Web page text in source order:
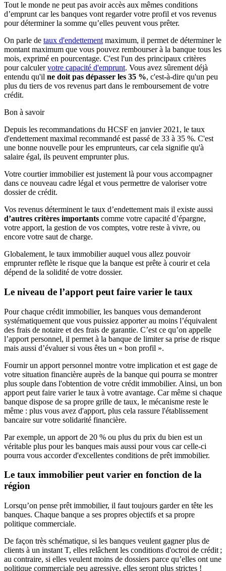
Tout le monde ne peut pas avoir accès aux mêmes conditions
d’emprunt car les banques vont regarder votre profil et vos revenus
pour déterminer la somme qu’elles peuvent vous prêter.
On parle de taux d'endettement maximum, il permet de déterminer le
montant maximum que vous pouvez rembourser à la banque tous les
mois, exprimé en pourcentage. C'est l'un des principaux critères
pour calculervotre capacité d'emprunt. Vous avez sûrement déjà
entendu qu'il ne doit pas dépasser les 35 %, c'est-à-dire qu'un peu
plus du tiers de vos revenus part dans le remboursement de votre
crédit.
Bon à savoir
Depuis les recommandations du HCSF en janvier 2021, le taux
d'endettement maximal recommandé est passé de 33 à 35 %. C'est
une bonne nouvelle pour les emprunteurs, car cela signifie qu'à
salaire égal, ils peuvent emprunter plus.
Votre courtier immobilier est justement là pour vous accompagner
dans ce nouveau cadre légal et vous permettre de valoriser votre
dossier de crédit.
Vos revenus déterminent le taux d’endettement mais il existe aussi
d’autres critères importants comme votre capacité d’épargne,
votre apport, la gestion de vos comptes, votre reste à vivre, ou
encore votre saut de charge.
Globalement, le taux immobilier auquel vous allez pouvoir
emprunter reflète le risque que la banque est prête à courir et cela
dépend de la solidité de votre dossier.
Le niveau de l’apport peut faire varier le taux
Pour chaque crédit immobilier, les banques vous demanderont
systématiquement que vous puissiez apporter au moins l’équivalent
des frais de notaire et des frais de garantie. C’est ce qu’on appelle
l’apport personnel, il permet à la banque de limiter sa prise de risque
mais aussi d’évaluer si vous êtes un « bon profil ».
Fournir un apport personnel montre votre implication et est gage de
votre situation financière auprès de la banque qui pourra se montrer
plus souple dans l'obtention de votre crédit immobilier. Ainsi, un bon
apport peut faire varier le taux à votre avantage. Car même si chaque
banque dispose de sa propre grille de taux, le mécanisme reste le
même : plus vous avez d'apport, plus cela rassure l'établissement
bancaire sur votre solidarité financière.
Par exemple, un apport de 20 % ou plus du prix du bien est un
véritable plus pour les banques mais aussi pour vous car celle-ci
pourra vous accorder d'excellentes conditions de prêt immobilier.
Le taux immobilier peut varier en fonction de la
région
Lorsqu’on pense prêt immobilier, il faut toujours garder en tête les
banques. Chaque banque a ses propres objectifs et sa propre
politique commerciale.
De façon très schématique, si les banques veulent gagner plus de
clients à un instant T, elles relâchent les conditions d'octroi de crédit ;
au contraire, si elles veulent moins de dossiers parce qu’elles ont une
politique commerciale peu agressive, elles seront plus strictes !